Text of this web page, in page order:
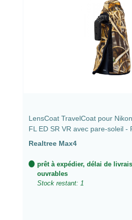
LensCoat TravelCoat pour
FL ED SR VR avec pare-soleil -
Realtree Max4
prêt à expédier, délai de
ouvrables
Stock restant: 1